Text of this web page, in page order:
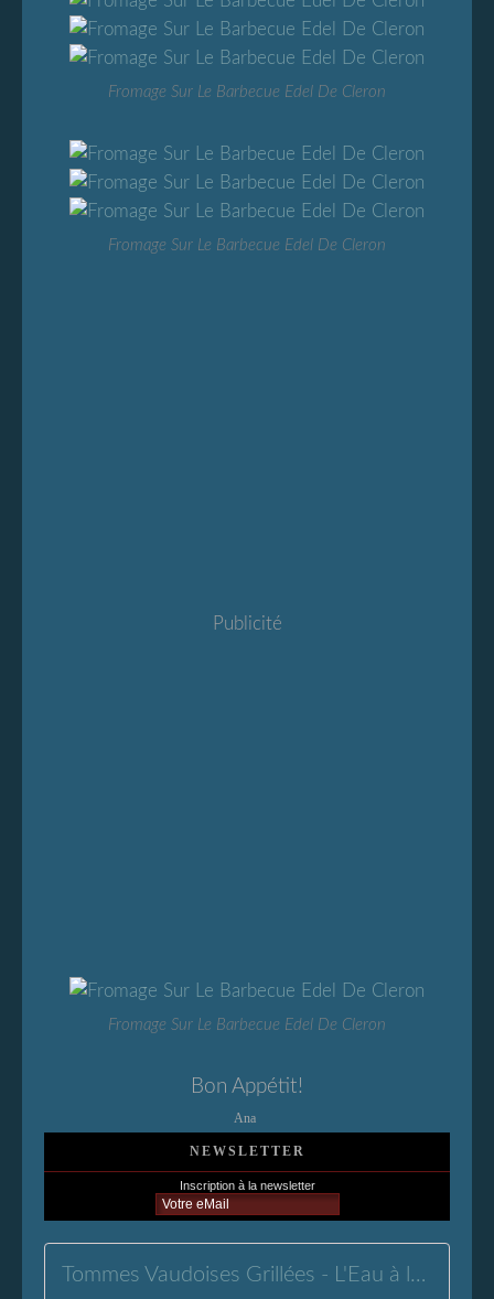
Fromage Sur Le Barbecue Edel De Cleron
Fromage Sur Le Barbecue Edel De Cleron
Publicité
Fromage Sur Le Barbecue Edel De Cleron
Bon Appétit!
Ana
NEWSLETTER
Inscription à la newsletter
Tommes Vaudoises Grillées - L'Eau à la Bouche